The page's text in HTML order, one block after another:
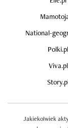
National-
Polki.pl
Viva.pl
Jakiekolwiek